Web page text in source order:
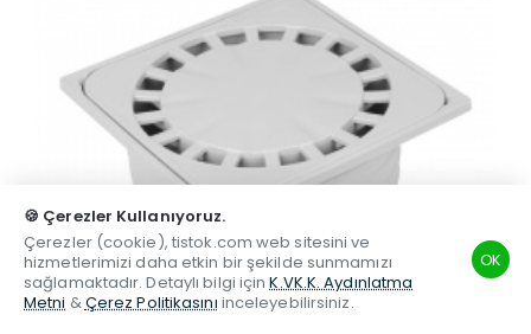
TSM Hesabım Whatsapp Telefon Beğenilen
🍪 Çerezler Kullanıyoruz.
Çerezler (cookie), tistok.com web sitesini ve
hizmetlerimizi daha etkin bir şekilde sunmamızı
sağlamaktadır. Detaylı bilgi içinK.VK.K. Aydınlatma
Metni &Çerez Politikasını inceleyebilirsiniz.
OK